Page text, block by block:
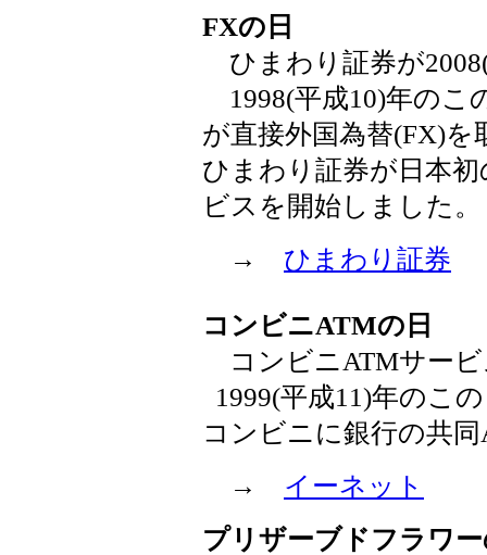
FXの日
ひまわり証券が
1998(平成10)年のこ
が直接外国為替(FX)
ひまわり証券が日本
ビスを開始しました。
→ ひまわり証券
コンビニATMの日
コンビニATMサービ
1999(平成11)年のこ
コンビニに銀行の共
→ イーネット
プリザーブドフラワ